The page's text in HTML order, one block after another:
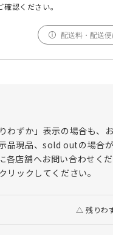
認ください。
配送料・配送
わずか」表示の場合も、
品現品、sold outの場合
各店舗へお問い合わせくだ
ックしてください。
△ 残りわ